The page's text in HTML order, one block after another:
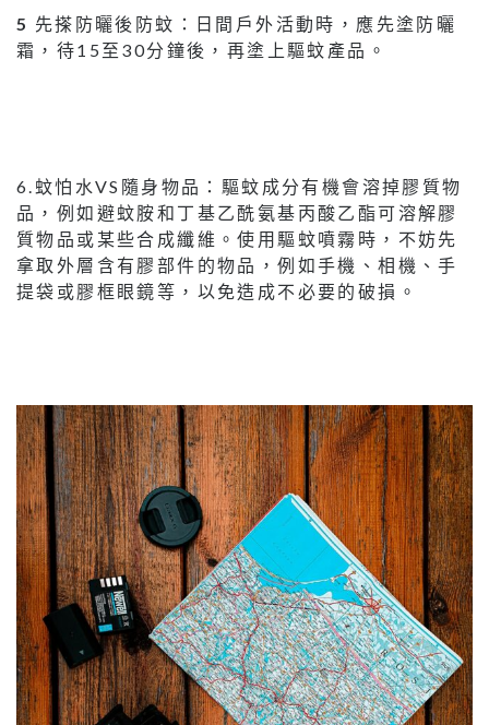
5 先搽防曬後防蚊：日間戶外活動時，應先塗防曬
霜，待15至30分鐘後，再塗上驅蚊產品。
6.蚊怕水VS隨身物品：驅蚊成分有機會溶掉膠質物
品，例如避蚊胺和丁基乙酰氨基丙酸乙酯可溶解膠
質物品或某些合成纖維。使用驅蚊噴霧時，不妨先
拿取外層含有膠部件的物品，例如手機、相機、手
提袋或膠框眼鏡等，以免造成不必要的破損。